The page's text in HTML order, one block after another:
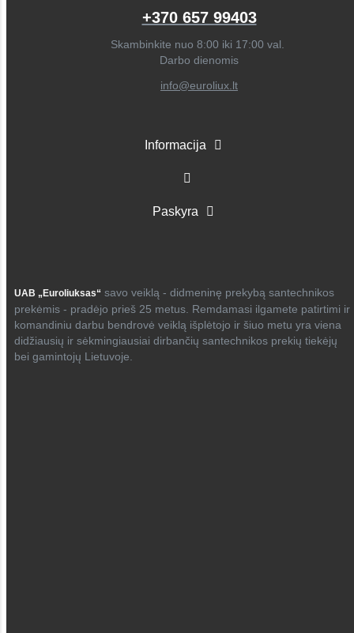
+370 657 99403
Skambinkite nuo 8:00 iki 17:00 val.
Darbo dienomis
info@euroliux.lt
Informacija
Paskyra
UAB „Euroliuksas“ savo veiklą - didmeninę prekybą santechnikos
prekėmis - pradėjo prieš 25 metus. Remdamasi ilgamete patirtimi ir
komandiniu darbu bendrovė veiklą išplėtojo ir šiuo metu yra viena
didžiausių ir sėkmingiausiai dirbančių santechnikos prekių tiekėjų
bei gamintojų Lietuvoje.